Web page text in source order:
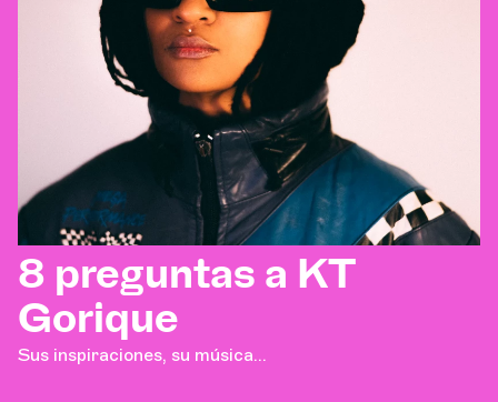
8 preguntas a KT
Gorique
Sus inspiraciones, su música...